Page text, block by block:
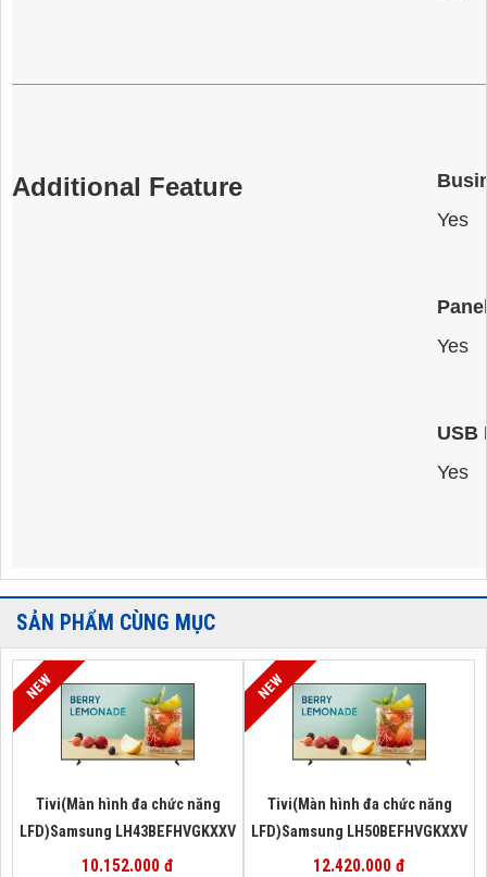
Additional Feature
Yes
Yes
USB
Yes
SẢN PHẨM CÙNG MỤC
Tivi(Màn hình đa chức năng
LFD)Samsung LH43BEFHVGKXXV
10.152.000 đ
Tivi(Màn hình đa chức năng
LFD)Samsung LH50BEFHVGKXXV
12.420.000 đ